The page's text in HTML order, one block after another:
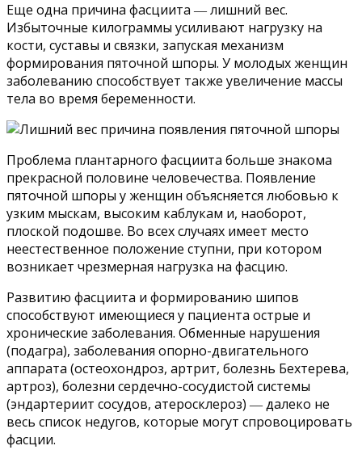
Еще одна причина фасциита ― лишний вес.
Избыточные килограммы усиливают нагрузку на
кости, суставы и связки, запуская механизм
формирования пяточной шпоры. У молодых женщин
заболеванию способствует также увеличение массы
тела во время беременности.
Проблема плантарного фасциита больше знакома
прекрасной половине человечества. Появление
пяточной шпоры у женщин объясняется любовью к
узким мыскам, высоким каблукам и, наоборот,
плоской подошве. Во всех случаях имеет место
неестественное положение ступни, при котором
возникает чрезмерная нагрузка на фасцию.
Развитию фасциита и формированию шипов
способствуют имеющиеся у пациента острые и
хронические заболевания. Обменные нарушения
(подагра), заболевания опорно-двигательного
аппарата (остеохондроз, артрит, болезнь Бехтерева,
артроз), болезни сердечно-сосудистой системы
(эндартериит сосудов, атеросклероз) ― далеко не
весь список недугов, которые могут спровоцировать
фасции.